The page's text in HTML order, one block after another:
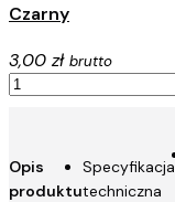
Czarny
3,00 zł brutto
Opis
produktu
Specyfikacja
techniczna